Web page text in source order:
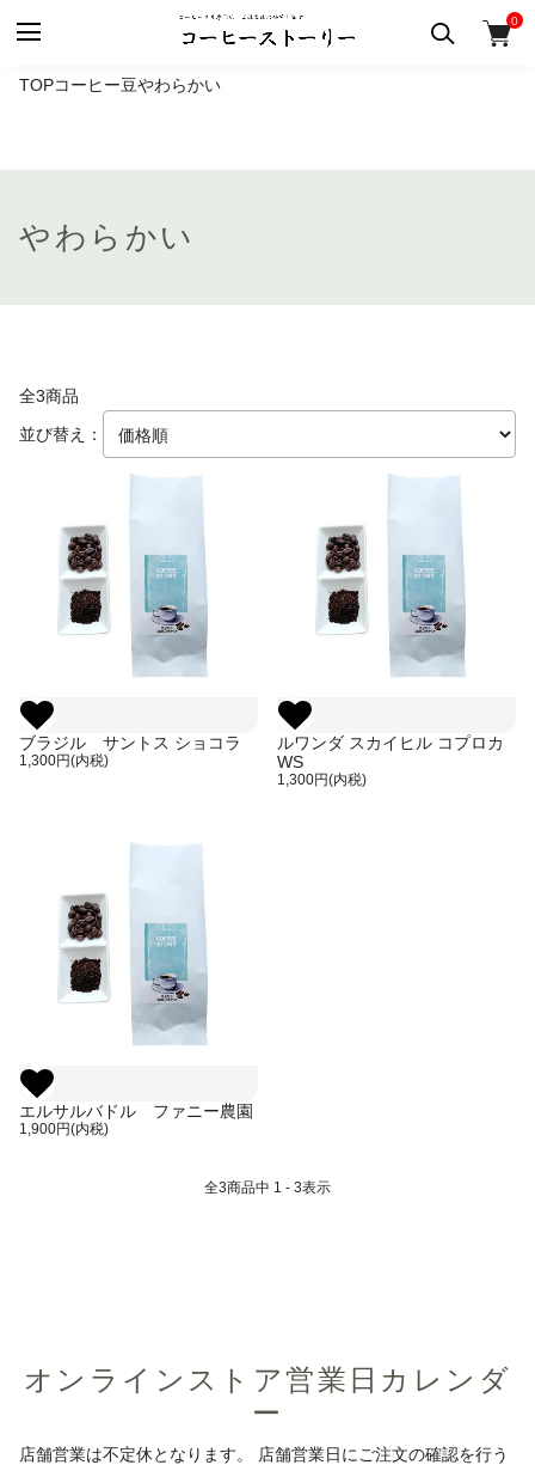
0
TOPコーヒー豆やわらかい
やわらかい
全3商品
並び替え：
ブラジル サントス ショコラ
1,300円(内税)
ルワンダ スカイヒル コプロカ
WS
1,300円(内税)
エルサルバドル ファニー農園
1,900円(内税)
全3商品中 1 - 3表示
オンラインストア営業日カレンダ
ー
店舗営業は不定休となります。 店舗営業日にご注文の確認を行う